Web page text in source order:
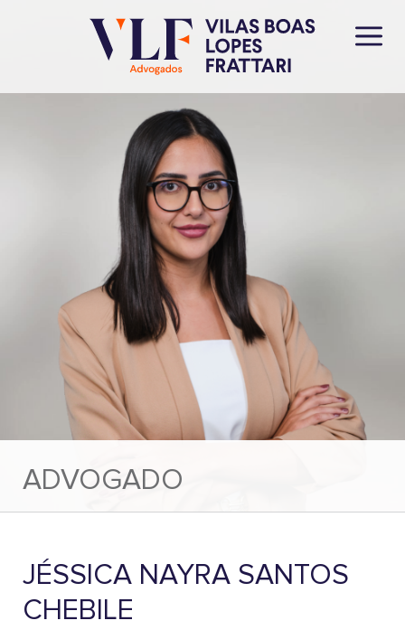
ADVOGADO
JÉSSICA NAYRA SANTOS
CHEBILE